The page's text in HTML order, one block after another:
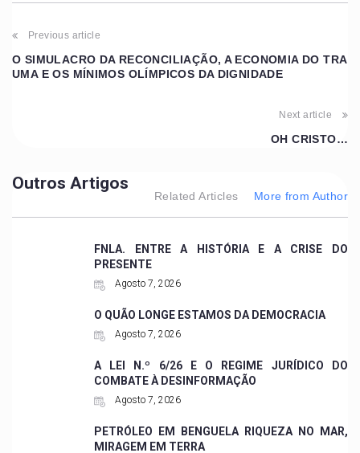
Previous article
O SIMULACRO DA RECONCILIAÇÃO, A ECONOMIA DO TRA
UMA E OS MÍNIMOS OLÍMPICOS DA DIGNIDADE
Next article
OH CRISTO…
Outros Artigos
Related Articles More from Author
FNLA. ENTRE A HISTÓRIA E A CRISE DO
PRESENTE
Agosto 7, 2026
O QUÃO LONGE ESTAMOS DA DEMOCRACIA
Agosto 7, 2026
A LEI N.º 6/26 E O REGIME JURÍDICO DO
COMBATE À DESINFORMAÇÃO
Agosto 7, 2026
PETRÓLEO EM BENGUELA RIQUEZA NO MAR,
MIRAGEM EM TERRA